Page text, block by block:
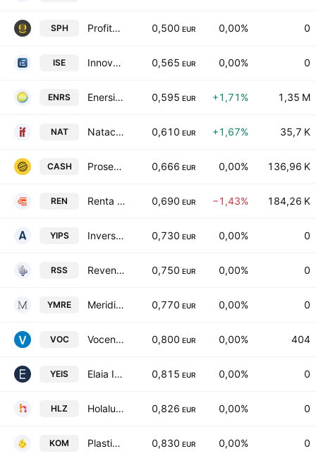
SPH Profithol SA 0,500 EUR 0,00% 0
ISE Innovative Solutions Ecosystem SA 0,565 EUR 0,00% 0
ENRS Enerside Energy SA 0,595 EUR +1,71% 1,35 M
NAT Natac Natural Ingredients SA 0,610 EUR +1,67% 35,7 K
CASH Prosegur Cash SA 0,666 EUR 0,00% 136,96 K
REN Renta Corporacion Real Estate, S.A. 0,690 EUR −1,43% 184,26 K
YIPS Inversa Prime SOCIMI SA 0,730 EUR 0,00% 0
RSS Revenga Ingenieros S.A. 0,750 EUR 0,00% 0
YMRE Meridia Real Estate III SOCIMI SA 0,770 EUR 0,00% 0
VOC Vocento, S.A. 0,800 EUR 0,00% 404
YEIS Elaia Investment Spain SOCIMI S.A. 0,815 EUR 0,00% 0
HLZ Holaluz Clidom SA 0,826 EUR 0,00% 0
KOM Plasticos Compuestos SA 0,830 EUR 0,00% 0